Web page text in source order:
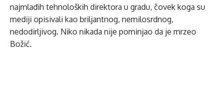
najmlađih tehnoloških direktora u gradu, čovek koga su
mediji opisivali kao briljantnog, nemilosrdnog,
nedodirljivog. Niko nikada nije pominjao da je mrzeo
Božić.